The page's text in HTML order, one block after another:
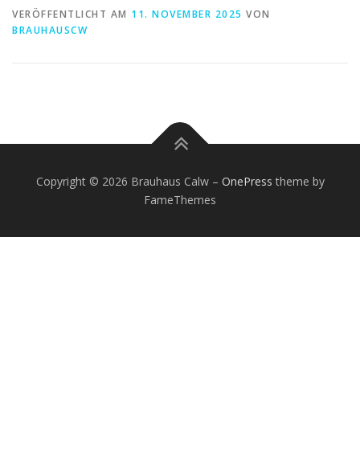
VERÖFFENTLICHT AM 11. NOVEMBER 2025 VON
BRAUHAUSCW
Copyright © 2026 Brauhaus Calw– OnePress theme by
FameThemes